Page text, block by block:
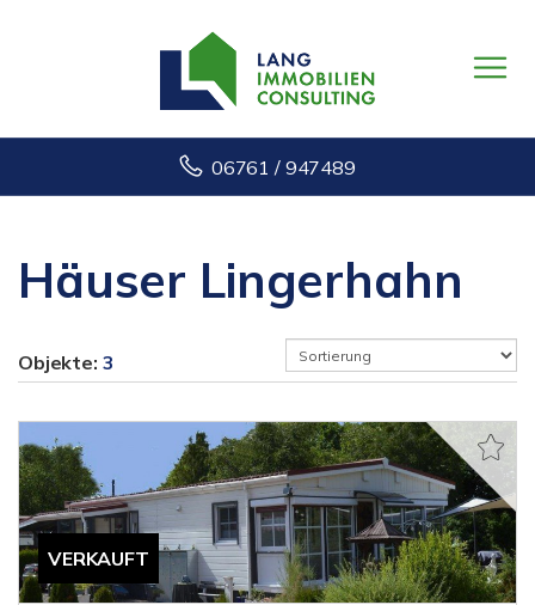
06761 / 947489
Häuser Lingerhahn
Objekte: 3
VERKAUFT